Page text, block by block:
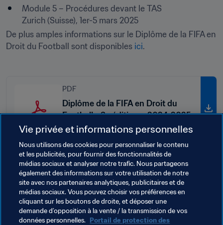
Module 5 – Procédures devant le TAS
De plus amples informations sur le Diplôme de la FIFA en
Droit du Football sont disponibles ici.
PDF
Diplôme de la FIFA en Droit du
Football - 3e édition – 2024-2025
Thèmes en lien
Légal Éducation Organisation
Organisation Switzerland UEFA Paraguay
Vie privée et informations personnelles
Nous utilisons des cookies pour personnaliser le contenu
et les publicités, pour fournir des fonctionnalités de
médias sociaux et analyser notre trafic. Nous partageons
également des informations sur votre utilisation de notre
site avec nos partenaires analytiques, publicitaires et de
médias sociaux. Vous pouvez choisir vos préférences en
cliquant sur les boutons de droite, et déposer une
demande d’opposition à la vente / la transmission de vos
données personnelles. Portail de protection des